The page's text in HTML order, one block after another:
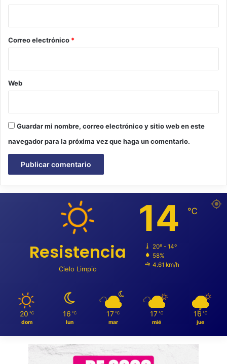
*
Correo electrónico *
Web
Guardar mi nombre, correo electrónico y sitio web en este
navegador para la próxima vez que haga un comentario.
Resistencia
Cielo Limpio
14 ℃
20º - 14º
58%
4.61 km/h
20 ℃
dom
16 ℃
lun
17 ℃
mar
17 ℃
mié
16 ℃
jue